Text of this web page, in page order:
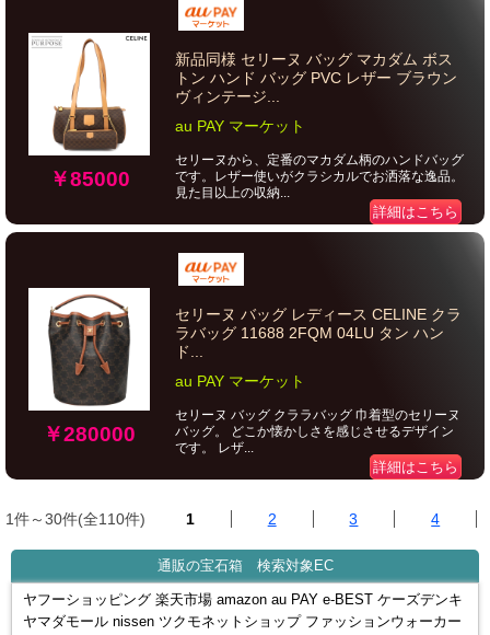
￥85000
新品同様 セリーヌ バッグ マカダム ボス
トン ハンド バッグ PVC レザー ブラウン
ヴィンテージ...
au PAY マーケット
セリーヌから、定番のマカダム柄のハンドバッグ
です。レザー使いがクラシカルでお洒落な逸品。
見た目以上の収納...
詳細はこちら
￥280000
セリーヌ バッグ レディース CELINE クラ
ラバッグ 11688 2FQM 04LU タン ハン
ド...
au PAY マーケット
セリーヌ バッグ クララバッグ 巾着型のセリーヌ
バッグ。 どこか懐かしさを感じさせるデザイン
です。 レザ...
詳細はこちら
1件～30件(全110件) 1 2 3 4
通販の宝石箱 検索対象EC
ヤフーショッピング 楽天市場 amazon au PAY e-BEST ケーズデンキ
ヤマダモール nissen ツクモネットショップ ファッションウォーカー